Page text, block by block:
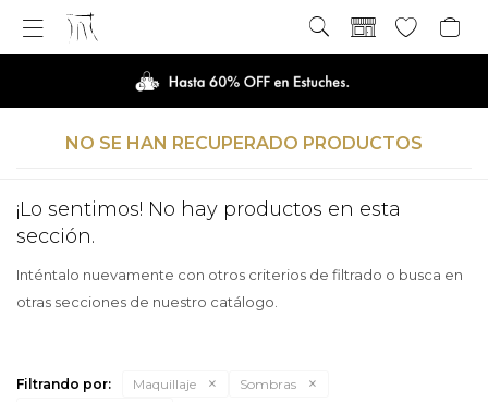

NO SE HAN RECUPERADO PRODUCTOS
¡Lo sentimos! No hay productos en esta
sección.
Inténtalo nuevamente con otros criterios de filtrado o busca en
otras secciones de nuestro catálogo.
Filtrando por: Maquillaje
Sombras